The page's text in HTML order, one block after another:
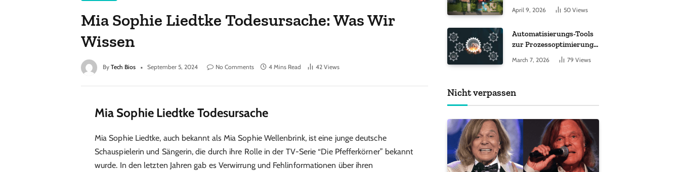
Mia Sophie Liedtke Todesursache: Was Wir
Wissen
By Tech Bios September 5, 2024 No Comments 4 Mins Read 42 Views
Mia Sophie Liedtke Todesursache
Mia Sophie Liedtke, auch bekannt als Mia Sophie Wellenbrink, ist eine junge deutsche
Schauspielerin und Sängerin, die durch ihre Rolle in der TV-Serie “Die Pfefferkörner” bekannt
wurde. In den letzten Jahren gab es Verwirrung und Fehlinformationen über ihren
kleine Gärten: Worauf es
bei 200 bis 500 m²
April 9, 2026 50 Views
Automatisierungs-Tools
zur Prozessoptimierung
im Einkauf: Wichtige
Funktionen, auf die Sie
March 7, 2026 79 Views
Nicht verpassen